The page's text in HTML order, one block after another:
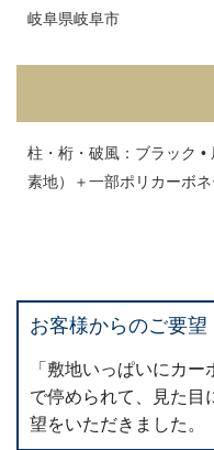
岐阜県岐阜市
柱・桁・破風：ブラック
素地）＋一部ポリカーボ
お客様からのご要望
「敷地いっぱいにカ
で停められて、見た目
望をいただきました。